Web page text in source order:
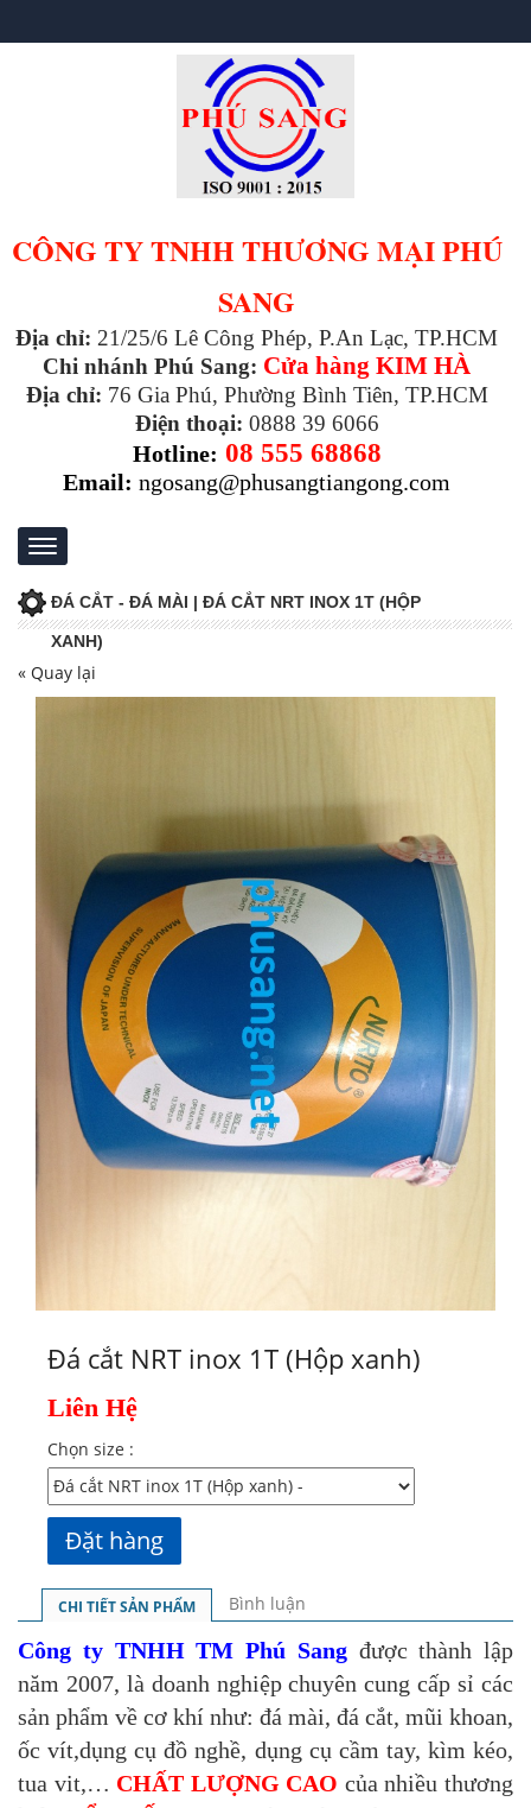
CÔNG TY TNHH THƯƠNG MẠI PHÚ
SANG
Địa chỉ: 21/25/6 Lê Công Phép, P.An Lạc, TP.HCM
Chi nhánh Phú Sang: Cửa hàng KIM HÀ
Địa chỉ: 76 Gia Phú, Phường Bình Tiên, TP.HCM
Điện thoại: 0888 39 6066
Hotline: 08 555 68868
Email: ngosang@phusangtiangong.com
ĐÁ CẮT - ĐÁ MÀI | ĐÁ CẮT NRT INOX 1T (HỘP
XANH)
« Quay lại
Đá cắt NRT inox 1T (Hộp xanh)
Liên Hệ
Chọn size :
CHI TIẾT SẢN PHẨM Bình luận
Công ty TNHH TM Phú Sang được thành lập
năm 2007, là doanh nghiệp chuyên cung cấp sỉ các
sản phẩm về cơ khí như: đá mài, đá cắt, mũi khoan,
ốc vít,dụng cụ đồ nghề, dụng cụ cầm tay, kìm kéo,
tua vit,… CHẤT LƯỢNG CAO của nhiều thương